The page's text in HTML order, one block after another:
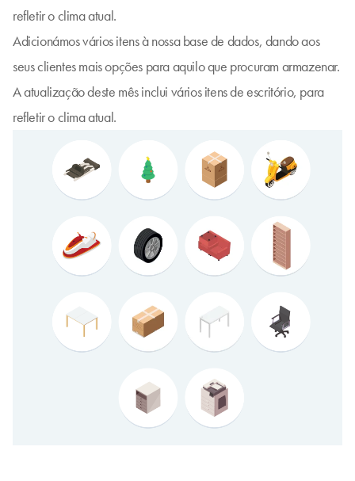
refletir o clima atual.
Adicionámos vários itens à nossa base de dados, dando aos
seus clientes mais opções para aquilo que procuram armazenar.
A atualização deste mês inclui vários itens de escritório, para
refletir o clima atual.